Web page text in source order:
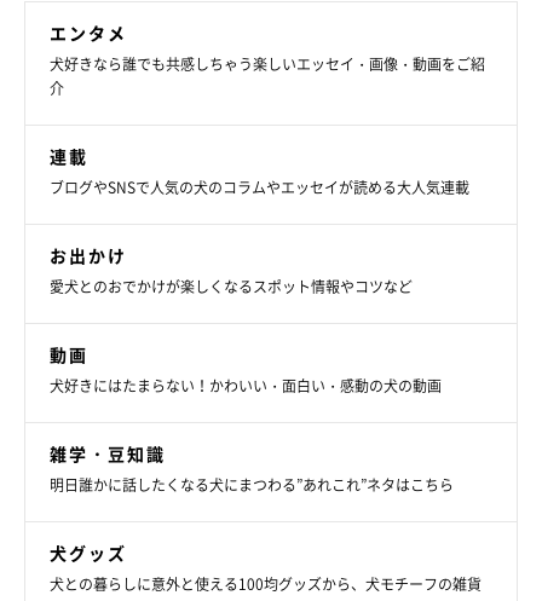
いぬのきもち投稿写真ギャラリー
全身が真っ白の毛色。白い毛色の柴は頭数が少ないようです。
エンタメ
犬好きなら誰でも共感しちゃう楽しいエッセイ・画像・動画をご紹
介
連載
ブログやSNSで人気の犬のコラムやエッセイが読める大人気連載
お出かけ
愛犬とのおでかけが楽しくなるスポット情報やコツなど
動画
犬好きにはたまらない！かわいい・面白い・感動の犬の動画
雑学・豆知識
明日誰かに話したくなる犬にまつわる”あれこれ”ネタはこちら
犬グッズ
犬との暮らしに意外と使える100均グッズから、犬モチーフの雑貨